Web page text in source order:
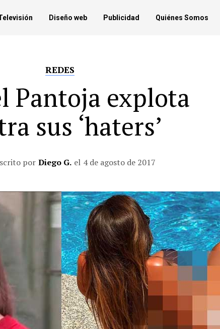
Diseño web Publicidad Quiénes Somos
REDES
Pantoja explota
sus ‘haters’
por Diego G. el 4 de agosto de 2017